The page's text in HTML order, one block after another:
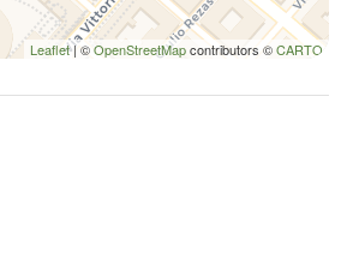
Leaflet| ©OpenStreetMapcontributors ©CARTO